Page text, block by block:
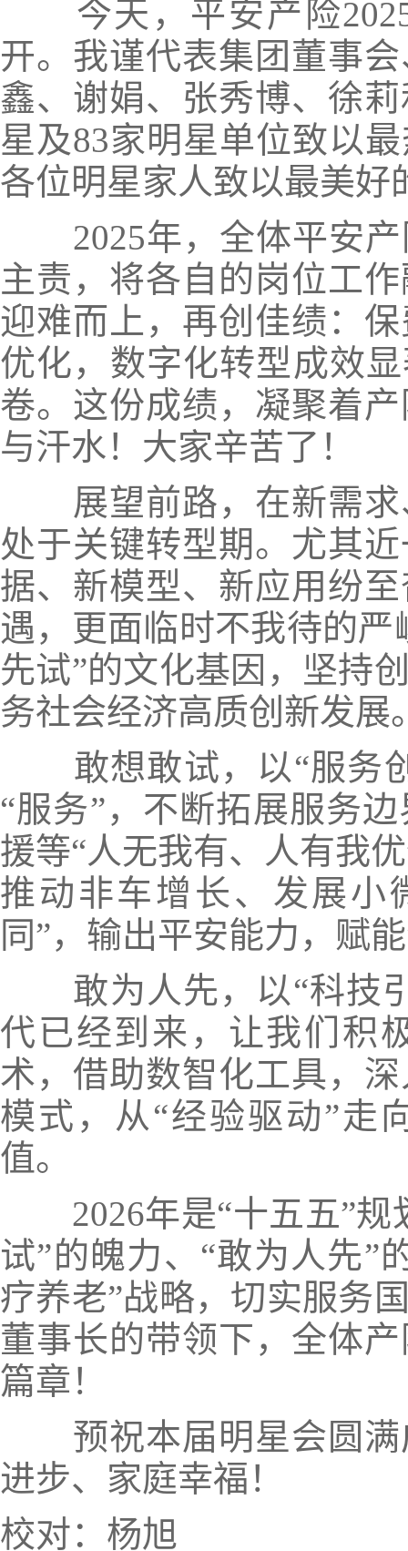
今天，平安产险2025
开。我谨代表集团董事
鑫、谢娟、张秀博、徐
星及83家明星单位致以
各位明星家人致以最美好
2025年，全体平安产
主责，将各自的岗位工
迎难而上，再创佳绩：
优化，数字化转型成效
卷。这份成绩，凝聚着
与汗水！大家辛苦了！
展望前路，在新需求
处于关键转型期。尤其
据、新模型、新应用纷
遇，更面临时不我待的
先试”的文化基因，坚持
务社会经济高质创新发展
敢想敢试，以“服务
“服务”，不断拓展服务
援等“人无我有、人有我
推动非车增长、发展小
同”，输出平安能力，赋
敢为人先，以“科技
代已经到来，让我们积
术，借助数智化工具，
模式，从“经验驱动”走
值。
2026年是“十五五”规
试”的魄力、“敢为人先”
疗养老”战略，切实服务
董事长的带领下，全体
篇章！
预祝本届明星会圆满
进步、家庭幸福！
校对：杨旭